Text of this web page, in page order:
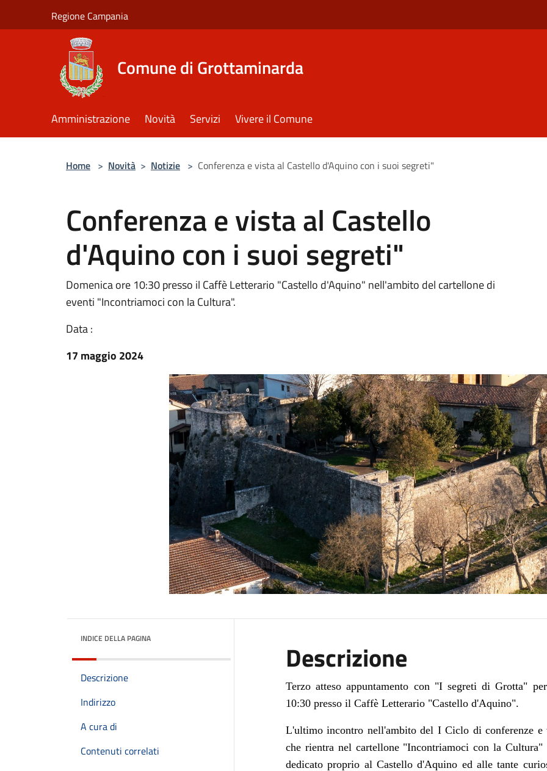
Regione Campania
Comune di Grottaminarda
Amministrazione Novità Servizi Vivere il Comune
Home > Novità > Notizie > Conferenza e vista al Castello d'Aquino con i suoi segreti"
Conferenza e vista al Castello
d'Aquino con i suoi segreti"
Domenica ore 10:30 presso il Caffè Letterario "Castello d'Aquino" nell'ambito del cartellone di
eventi "Incontriamoci con la Cultura".
Data :
17 maggio 2024
INDICE DELLA PAGINA
Descrizione
Indirizzo
A cura di
Contenuti correlati
Descrizione
Terzo atteso appuntamento con "I segreti di Grotta"
10:30 presso il Caffè Letterario "Castello d'Aquino".
L'ultimo incontro nell'ambito del I Ciclo di conferenze e
che rientra nel cartellone "Incontriamoci con la
dedicato proprio al Castello d'Aquino ed alle tante